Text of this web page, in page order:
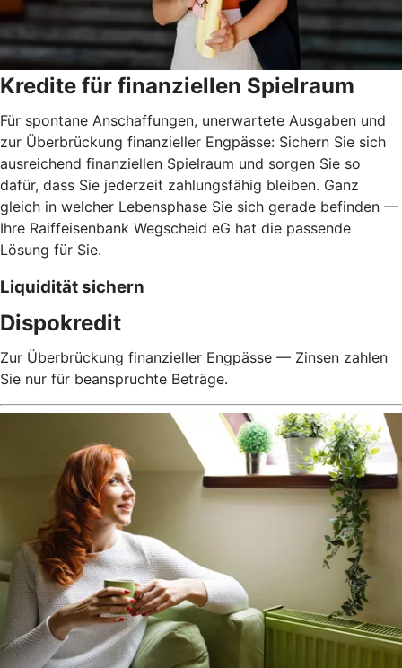
Kredite für finanziellen Spielraum
Für spontane Anschaffungen, unerwartete Ausgaben und
zur Überbrückung finanzieller Engpässe: Sichern Sie sich
ausreichend finanziellen Spielraum und sorgen Sie so
dafür, dass Sie jederzeit zahlungsfähig bleiben. Ganz
gleich in welcher Lebensphase Sie sich gerade befinden —
Ihre Raiffeisenbank Wegscheid eG hat die passende
Lösung für Sie.
Liquidität sichern
Dispokredit
Zur Überbrückung finanzieller Engpässe — Zinsen zahlen
Sie nur für beanspruchte Beträge.